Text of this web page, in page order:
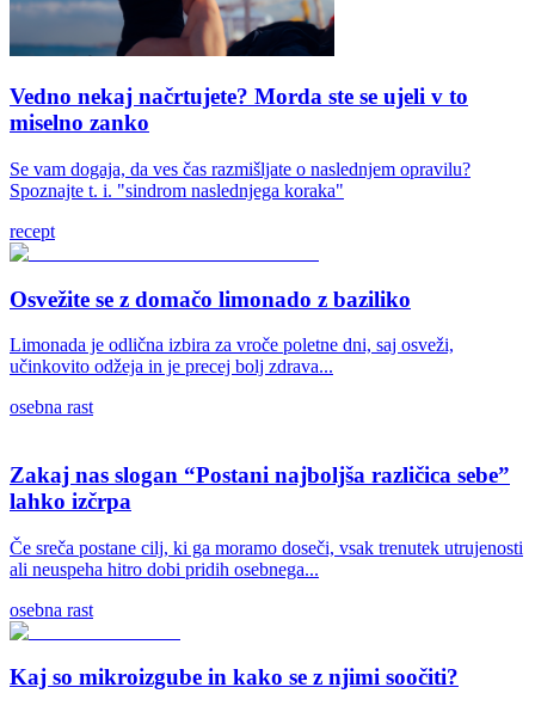
Vedno nekaj načrtujete? Morda ste se ujeli v to
miselno zanko
Se vam dogaja, da ves čas razmišljate o naslednjem opravilu?
Spoznajte t. i. "sindrom naslednjega koraka"
recept
Osvežite se z domačo limonado z baziliko
Limonada je odlična izbira za vroče poletne dni, saj osveži,
učinkovito odžeja in je precej bolj zdrava...
osebna rast
Zakaj nas slogan “Postani najboljša različica sebe”
lahko izčrpa
Če sreča postane cilj, ki ga moramo doseči, vsak trenutek utrujenosti
ali neuspeha hitro dobi pridih osebnega...
osebna rast
Kaj so mikroizgube in kako se z njimi soočiti?